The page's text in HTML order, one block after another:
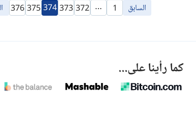
السابق 1
…
372
373
374
375
376
كما رأينا على...